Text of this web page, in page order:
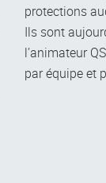
protections
Ils sont
l’animateur
par équipe et